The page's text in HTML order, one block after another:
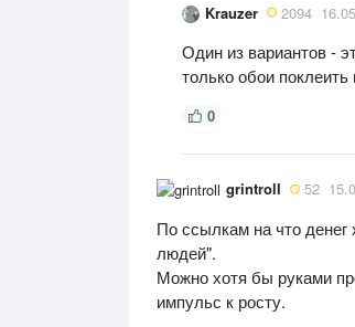
Krauzer 2094
Один из вариантов -
только обои
0
grintroll 52
По ссылкам на что денег
людей".
Можно хотя бы руками
импульс к росту.